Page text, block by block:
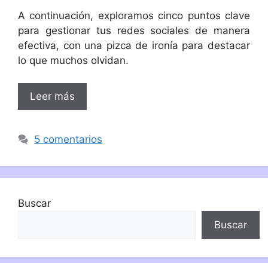
A continuación, exploramos cinco puntos clave
para gestionar tus redes sociales de manera
efectiva, con una pizca de ironía para destacar
lo que muchos olvidan.
Leer más
5 comentarios
Buscar
Buscar